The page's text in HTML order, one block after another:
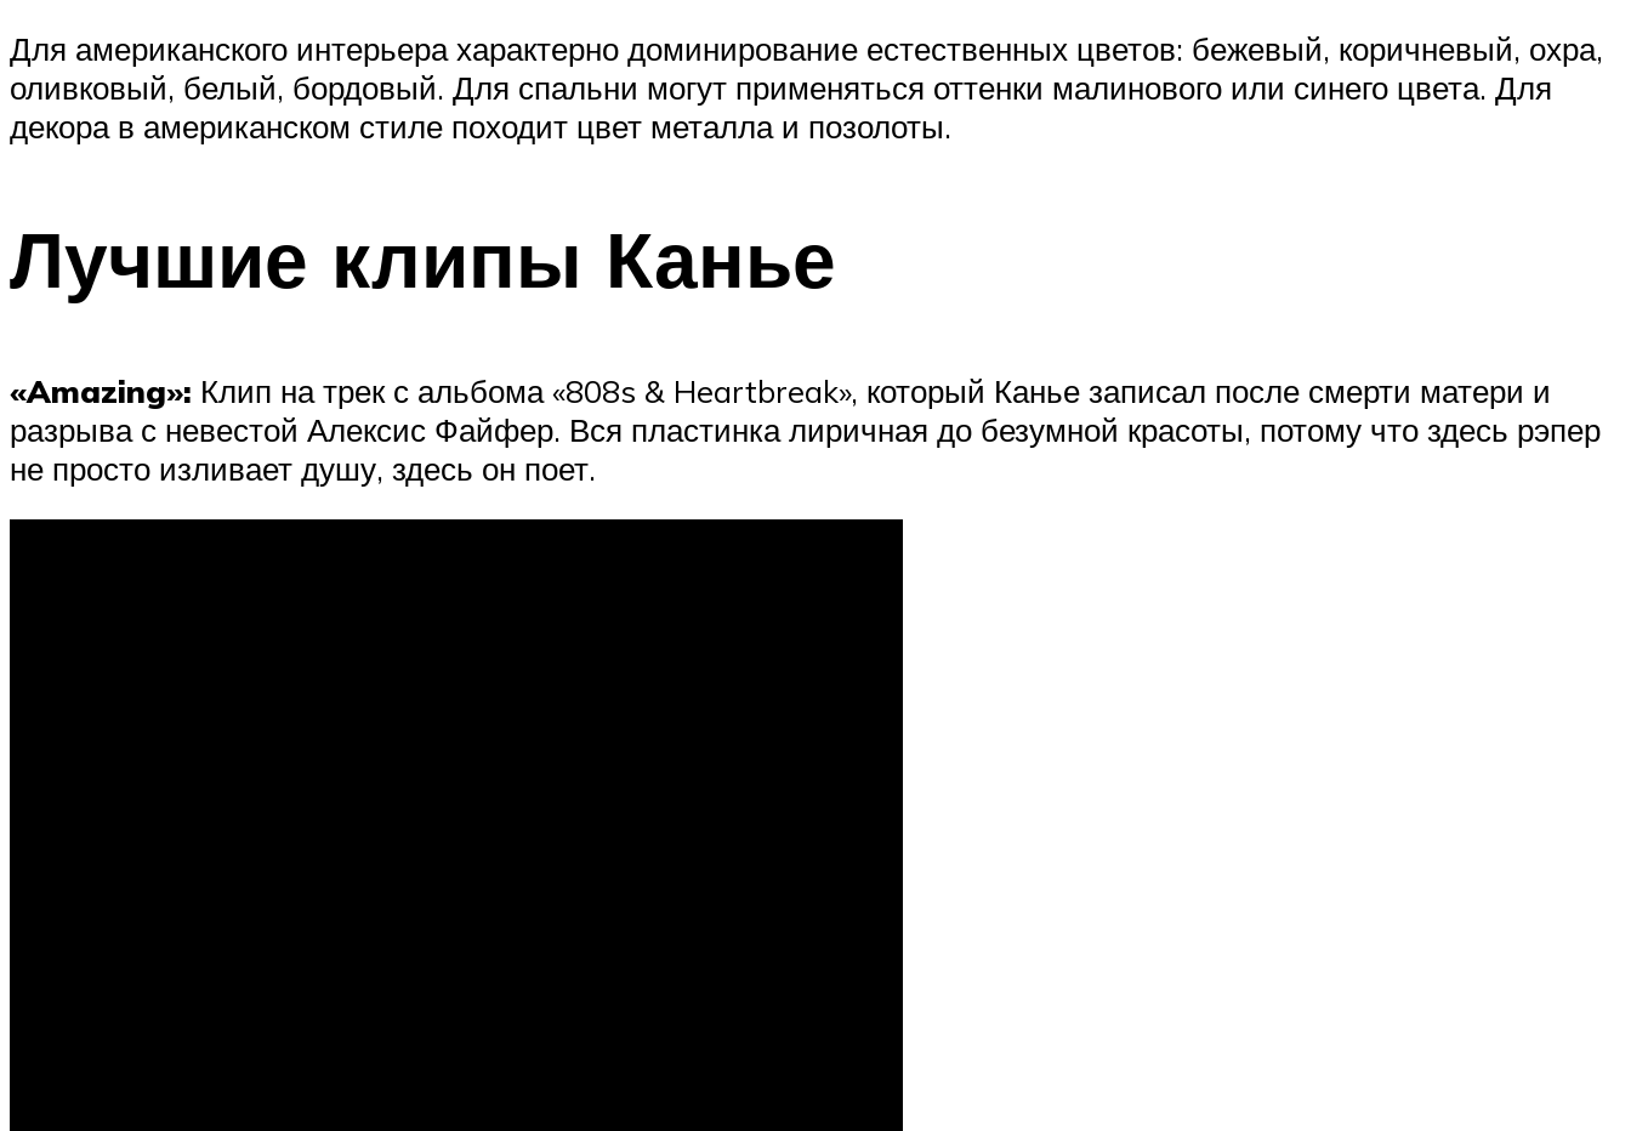
Для американского интерьера характерно доминирование естественных цветов: бежевый, коричневый, охра,
оливковый, белый, бордовый. Для спальни могут применяться оттенки малинового или синего цвета. Для
декора в американском стиле походит цвет металла и позолоты.
Лучшие клипы Канье
«Amazing»: Клип на трек с альбома «808s & Heartbreak», который Канье записал после смерти матери и
разрыва с невестой Алексис Файфер. Вся пластинка лиричная до безумной красоты, потому что здесь рэпер
не просто изливает душу, здесь он поет.